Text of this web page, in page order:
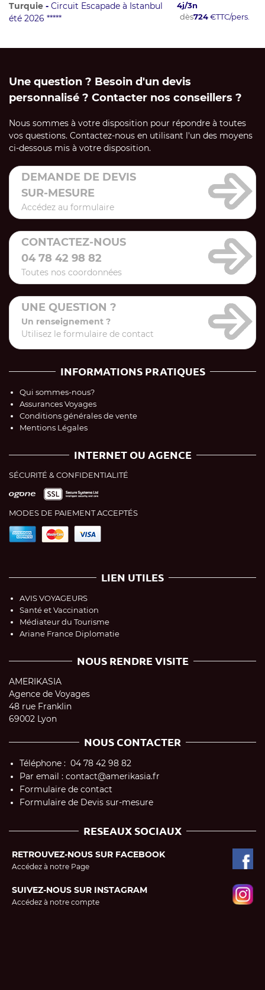
Turquie - Circuit Escapade à Istanbul
été 2026 *****
4j/3n
dès724€TTC/pers.
Une question ? Besoin d'un devis
personnalisé ? Contacter nos conseillers ?
Nous sommes à votre disposition pour répondre à toutes
vos questions. Contactez-nous en utilisant l'un des moyens
ci-dessous mis à votre disposition.
DEMANDE DE DEVIS
SUR-MESURE
Accédez au formulaire
CONTACTEZ-NOUS
04 78 42 98 82
Toutes nos coordonnées
UNE QUESTION ?
Un renseignement ?
Utilisez le formulaire de contact
INFORMATIONS PRATIQUES
Qui sommes-nous?
Assurances Voyages
Conditions générales de vente
Mentions Légales
INTERNET OU AGENCE
SÉCURITÉ & CONFIDENTIALITÉ
MODES DE PAIEMENT ACCEPTÉS
LIEN UTILES
AVIS VOYAGEURS
Santé et Vaccination
Médiateur du Tourisme
Ariane France Diplomatie
NOUS RENDRE VISITE
AMERIKASIA
Agence de Voyages
48 rue Franklin
69002 Lyon
NOUS CONTACTER
Téléphone : 04 78 42 98 82
Par email : contact@amerikasia.fr
Formulaire de contact
Formulaire de Devis sur-mesure
RESEAUX SOCIAUX
RETROUVEZ-NOUS SUR FACEBOOK
Accédez à notre Page
SUIVEZ-NOUS SUR INSTAGRAM
Accédez à notre compte